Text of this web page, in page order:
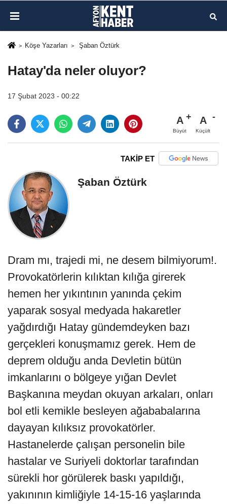
Köşe Yazarları Şaban Öztürk
Hatay'da neler oluyor?
17 Şubat 2023 - 00:22
A
Büyüt
A
Küçült
TAKİP ET
Şaban Öztürk
Dram mı, trajedi mi, ne desem bilmiyorum!.
Provokatörlerin kılıktan kılığa girerek
hemen her yıkıntının yanında çekim
yaparak sosyal medyada hakaretler
yağdırdığı Hatay gündemdeyken bazı
gerçekleri konuşmamız gerek. Hem de
deprem olduğu anda Devletin bütün
imkanlarını o bölgeye yığan Devlet
Başkanına meydan okuyan arkaları, onları
bol etli kemikle besleyen ağababalarına
dayayan kılıksız provokatörler.
Hastanelerde çalışan personelin bile
hastalar ve Suriyeli doktorlar tarafından
sürekli hor görülerek baskı yapıldığı,
yakınının kimliğiyle 14-15-16 yaşlarında